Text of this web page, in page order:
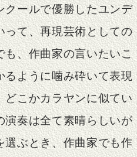
ールで優勝したユンデ
て、再現芸術としての
、作曲家の言いたいこ
ように噛み砕いて表現
こかカラヤンに似てい
奏は全て素晴らしいが
ぶとき、作曲家でも作